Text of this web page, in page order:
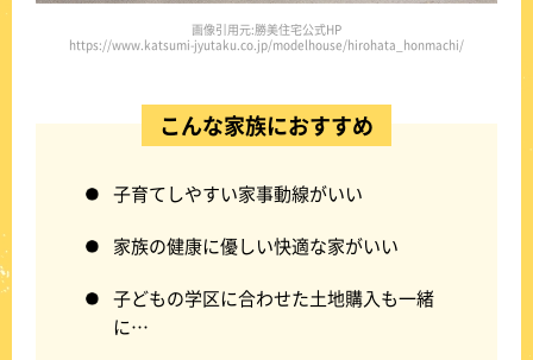
画像引用元:勝美住宅公式HP
https://www.katsumi-jyutaku.co.jp/modelhouse/hirohata_honmachi/
こんな家族におすすめ
子育てしやすい家事動線がいい
家族の健康に優しい快適な家がいい
子どもの学区に合わせた土地購入も一緒
に…